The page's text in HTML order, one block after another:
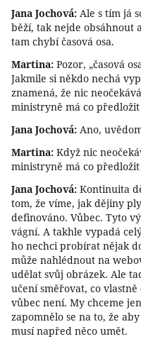
Jana Jochová: Ale s tím já
běží, tak nejde obsáhnout
tam chybí časová osa.
Martina: Pozor, „časová
Jakmile si někdo nechá
znamená, že nic
ministryně má co
Jana Jochová: Ano,
Martina: Když nic
ministryně má co
Jana Jochová: Kontinuita
tom, že víme, jak dějiny
definováno. Vůbec. Tyto
vágní. A takhle vypadá
ho nechci probírat nějak
může nahlédnout na
udělat svůj obrázek. Ale
učení směřovat, co
vůbec není. My chceme
zapomnělo se na to, že
musí napřed něco umět.